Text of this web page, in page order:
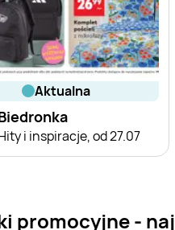
aktualna
i inspiracje, od 27.07
promocyjne -